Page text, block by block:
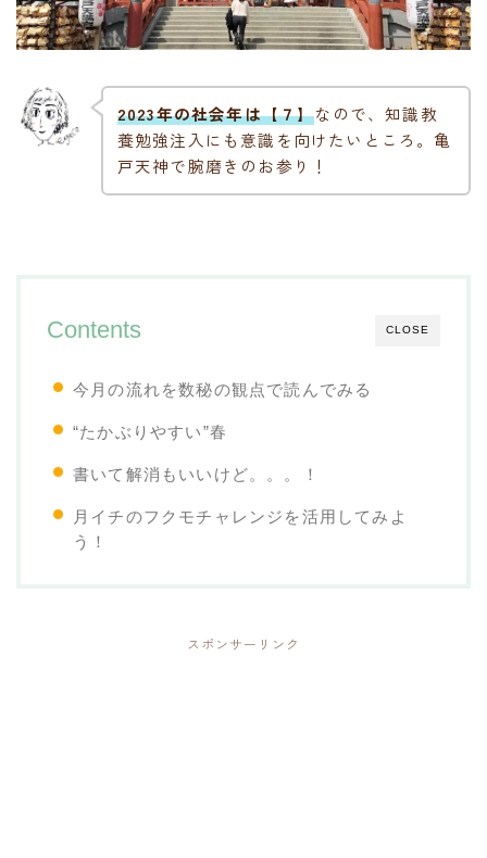
2023年の社会年は【７】なので、知識教
養勉強注入にも意識を向けたいところ。亀
戸天神で腕磨きのお参り！
CLOSE
Contents
今月の流れを数秘の観点で読んでみる
“たかぶりやすい”春
書いて解消もいいけど。。。！
月イチのフクモチャレンジを活用してみよ
う！
スポンサーリンク